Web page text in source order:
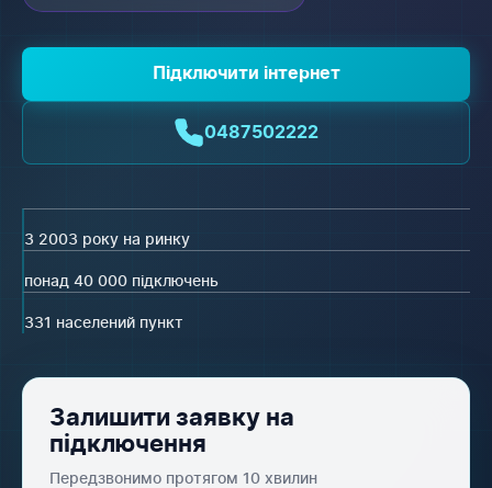
Підключити інтернет
0487502222
З 2003 року на ринку
понад 40 000 підключень
331 населений пункт
Залишити заявку на
підключення
Передзвонимо протягом 10 хвилин